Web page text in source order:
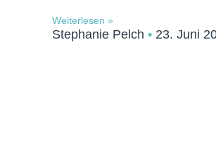
Weiterlesen »
Stephanie Pelch 23. Juni